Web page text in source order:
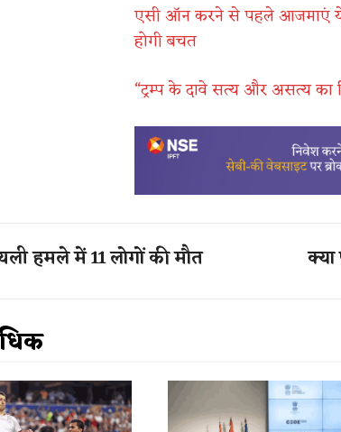
एसी ऑन करने से पहले आजमाएं ये
होगी बचत
“ट्रम्प के दावे सत्य और असत्य का
हमले में 11 लोगों की मौत क्या